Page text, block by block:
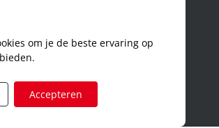
code of conduct
rechten ivm privacy
om je de beste ervaring op
Accepteren